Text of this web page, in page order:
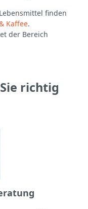
finden
Kaffee.
der Bereich
richtig